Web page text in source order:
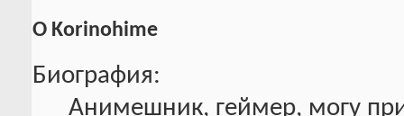
О Korinohime
Биография:
Анимешник, геймер, могу